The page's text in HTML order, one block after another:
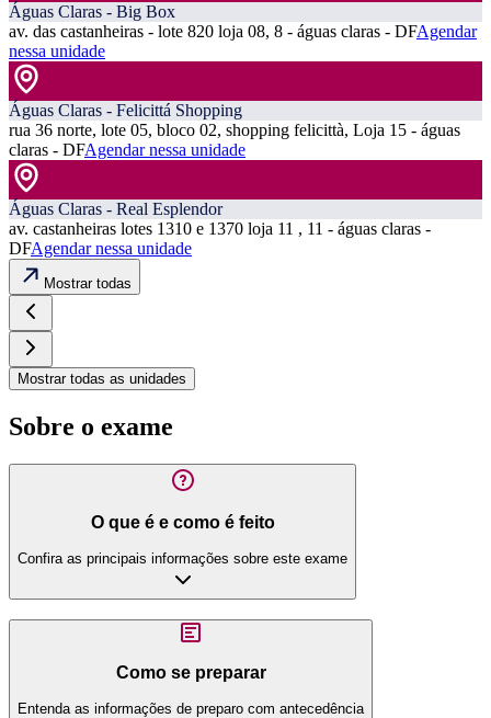
Águas Claras - Big Box
av. das castanheiras - lote 820 loja 08, 8 - águas claras - DFAgendar
nessa unidade
Águas Claras - Felicittá Shopping
rua 36 norte, lote 05, bloco 02, shopping felicittà, Loja 15 - águas
claras - DFAgendar nessa unidade
Águas Claras - Real Esplendor
av. castanheiras lotes 1310 e 1370 loja 11 , 11 - águas claras -
DFAgendar nessa unidade
Mostrar todas
Mostrar todas as unidades
Sobre o exame
O que é e como é feito
Confira as principais informações sobre este exame
Como se preparar
Entenda as informações de preparo com antecedência